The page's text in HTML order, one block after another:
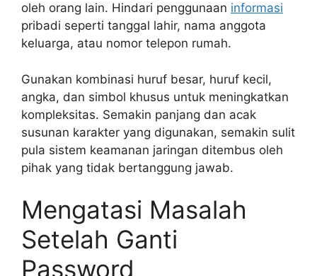
oleh orang lain. Hindari penggunaan informasi
pribadi seperti tanggal lahir, nama anggota
keluarga, atau nomor telepon rumah.
Gunakan kombinasi huruf besar, huruf kecil,
angka, dan simbol khusus untuk meningkatkan
kompleksitas. Semakin panjang dan acak
susunan karakter yang digunakan, semakin sulit
pula sistem keamanan jaringan ditembus oleh
pihak yang tidak bertanggung jawab.
Mengatasi Masalah
Setelah Ganti
Password